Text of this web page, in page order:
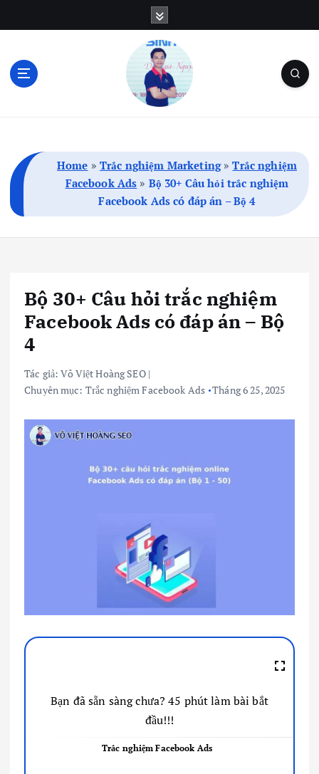
Home »Trắc nghiệm Marketing»Trắc nghiệm
Facebook Ads » Bộ 30+ Câu hỏi trắc nghiệm
Facebook Ads có đáp án – Bộ 4
Bộ 30+ Câu hỏi trắc nghiệm
Facebook Ads có đáp án – Bộ
4
Tác giả:Võ Việt Hoàng SEO|
Chuyên mục: Trắc nghiệm Facebook Ads Tháng 6 25, 2025
Bạn đã sẵn sàng chưa? 45 phút làm bài bắt
đầu!!!
Trắc nghiệm Facebook Ads